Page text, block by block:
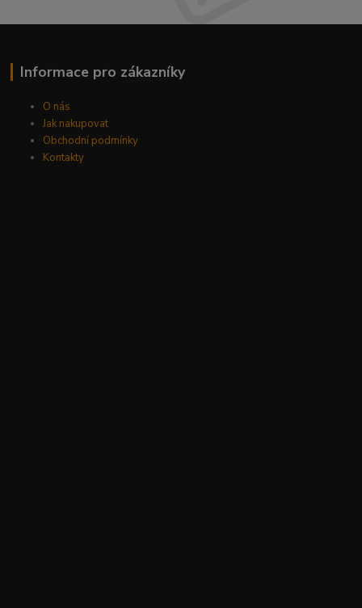
Informace pro zákazníky
O nás
Jak nakupovat
Obchodní podmínky
Kontakty